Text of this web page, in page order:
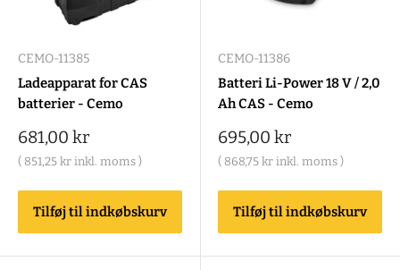
CEMO-11385
Ladeapparat for CAS
batterier - Cemo
Salgspris
681,00 kr
( 851,25 kr inkl. moms )
Tilføj til indkøbskurv
CEMO-11386
Batteri Li-Power 18 V / 2,0
Ah CAS - Cemo
Salgspris
695,00 kr
( 868,75 kr inkl. moms )
Tilføj til indkøbskurv